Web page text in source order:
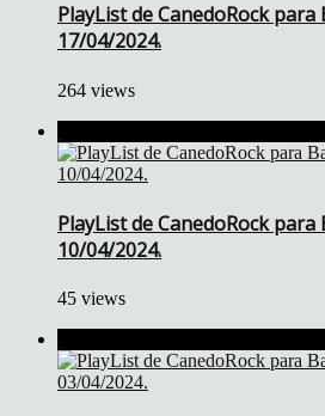
PlayList de CanedoRock para
17/04/2024.
264 views
PlayList de CanedoRock para
10/04/2024.
45 views